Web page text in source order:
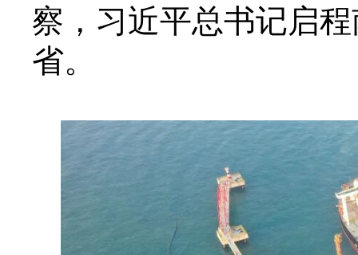
察，习近平总书记启
省。